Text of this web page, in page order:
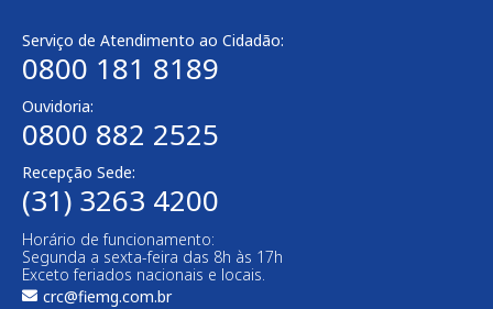
Serviço de Atendimento ao Cidadão:
0800 181 8189
Ouvidoria:
0800 882 2525​
Recepção Sede:
(31) 3263 4200
Horário de funcionamento:
Segunda a sexta-feira das 8h às 17h
Exceto feriados nacionais e locais.
crc@fiemg.com.br